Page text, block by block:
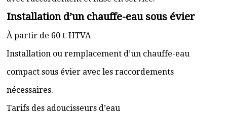
Installation d’un chauffe-eau sous évier
À partir de 60 € HTVA
Installation ou remplacement d’un chauffe-eau
compact sous évier avec les raccordements
nécessaires.
Tarifs des adoucisseurs d’eau